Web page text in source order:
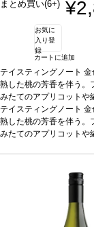
まとめ買い(6+)
お気に
入り登
録
カートに追加
テイスティングノート 金
熟した桃の芳香を伴う。
みたてのアプリコットや
るフィニッシュが続く。
5%、グルナッシュ 35%
ンテージが在庫切れの場
テイスティングノート 金
熟した桃の芳香を伴う。
みたてのアプリコットや
ンテージが在庫切れの
ージに変更されます、ご